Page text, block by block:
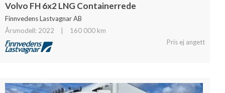
Volvo FH 6x2 LNG Containerrede
Finnvedens Lastvagnar AB
Årsmodell: 2022
160 000 km
Pris ej angett